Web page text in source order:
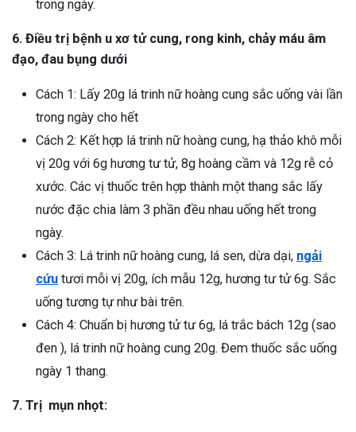
trong ngày.
6. Điều trị bệnh u xơ tử cung, rong kinh, chảy máu âm
đạo, đau bụng dưới
Cách 1: Lấy 20g lá trinh nữ hoàng cung sắc uống vài lần
trong ngày cho hết
Cách 2: Kết hợp lá trinh nữ hoàng cung, hạ thảo khô mỗi
vị 20g với 6g hương tư tử, 8g hoàng cầm và 12g rễ cỏ
xước. Các vị thuốc trên hợp thành một thang sắc lấy
nước đặc chia làm 3 phần đều nhau uống hết trong
ngày.
Cách 3: Lá trinh nữ hoàng cung, lá sen, dừa dại, ngải
cứu tươi mỗi vị 20g, ích mẫu 12g, hương tư tử 6g. Sắc
uống tương tự như bài trên.
Cách 4: Chuẩn bị hương tử tư 6g, lá trắc bách 12g (sao
đen ), lá trinh nữ hoàng cung 20g. Đem thuốc sắc uống
ngày 1 thang.
7. Trị mụn nhọt: